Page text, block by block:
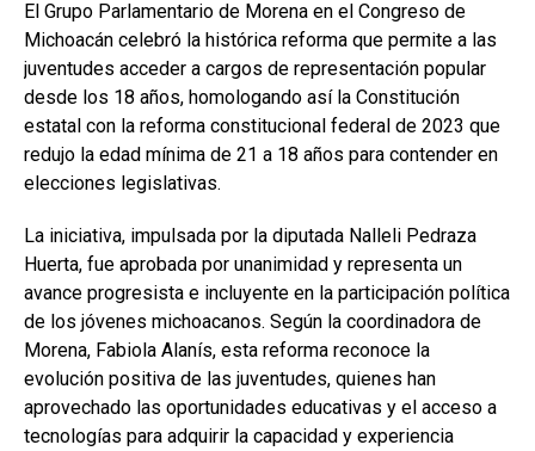
El Grupo Parlamentario de Morena en el Congreso de
Michoacán celebró la histórica reforma que permite a las
juventudes acceder a cargos de representación popular
desde los 18 años, homologando así la Constitución
estatal con la reforma constitucional federal de 2023 que
redujo la edad mínima de 21 a 18 años para contender en
elecciones legislativas.
La iniciativa, impulsada por la diputada Nalleli Pedraza
Huerta, fue aprobada por unanimidad y representa un
avance progresista e incluyente en la participación política
de los jóvenes michoacanos. Según la coordinadora de
Morena, Fabiola Alanís, esta reforma reconoce la
evolución positiva de las juventudes, quienes han
aprovechado las oportunidades educativas y el acceso a
tecnologías para adquirir la capacidad y experiencia